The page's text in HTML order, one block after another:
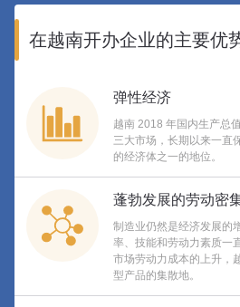
在越南开办企业的主要优
弹性经济
越南 2018 年国内生产总
三大市场，长期以来一直
的经济体之一的地位。
蓬勃发展的劳动密
制造业仍然是经济发展的
率、技能和劳动力素质一
市场劳动力成本的上升，
型产品的集散地。